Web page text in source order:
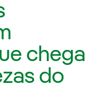
chega
do